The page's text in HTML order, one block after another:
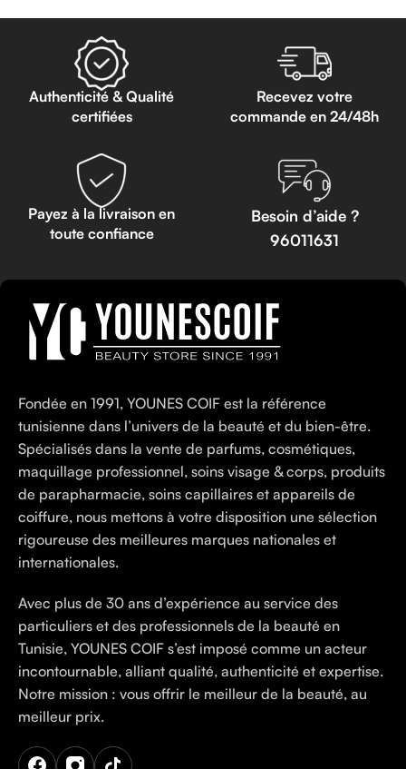
Authenticité & Qualité
certifiées
Recevez votre
commande en 24/48h
Payez à la livraison en
toute confiance
Besoin d’aide ?
96011631
Fondée en 1991, YOUNES COIF est la référence
tunisienne dans l’univers de la beauté et du bien-être.
Spécialisés dans la vente de parfums, cosmétiques,
maquillage professionnel, soins visage & corps, produits
de parapharmacie, soins capillaires et appareils de
coiffure, nous mettons à votre disposition une sélection
rigoureuse des meilleures marques nationales et
internationales.
Avec plus de 30 ans d’expérience au service des
particuliers et des professionnels de la beauté en
Tunisie, YOUNES COIF s’est imposé comme un acteur
incontournable, alliant qualité, authenticité et expertise.
Notre mission : vous offrir le meilleur de la beauté, au
meilleur prix.